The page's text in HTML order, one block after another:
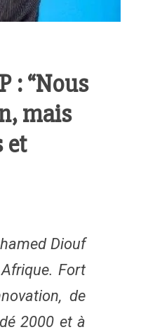
: “Nous
mais
et
Diouf
Fort
de
2000 et à